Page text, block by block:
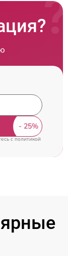
cполитикой